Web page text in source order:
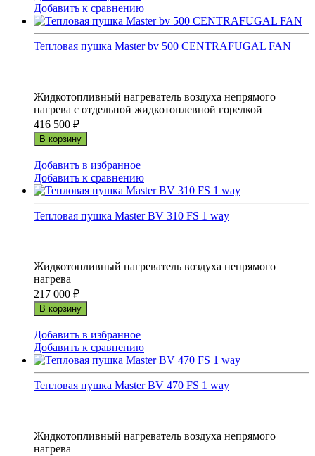
Добавить к сравнению
Тепловая пушка Master bv 500 CENTRAFUGAL FAN
Жидкотопливный нагреватель воздуха непрямого
нагрева с отдельной жидкотоплевной горелкой
416 500 ₽
В корзину
Добавить в избранное
Добавить к сравнению
Тепловая пушка Master BV 310 FS 1 way
Жидкотопливный нагреватель воздуха непрямого
нагрева
217 000 ₽
В корзину
Добавить в избранное
Добавить к сравнению
Тепловая пушка Master BV 470 FS 1 way
Жидкотопливный нагреватель воздуха непрямого
нагрева